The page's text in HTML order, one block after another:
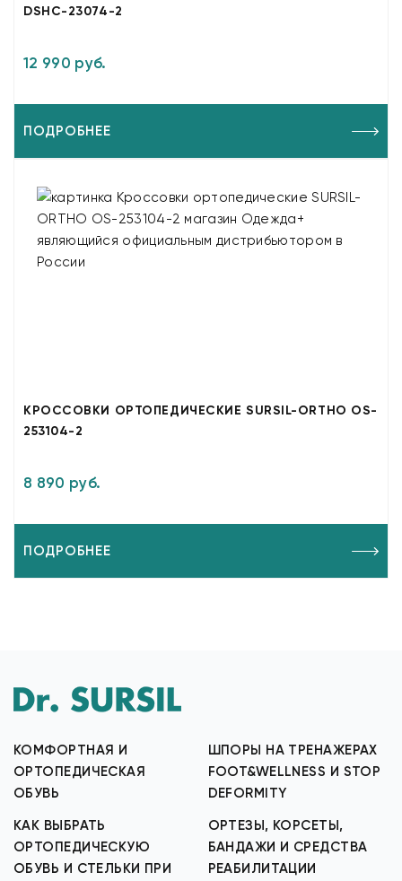
DSHC-23074-2
12 990 руб.
ПОДРОБНЕЕ
КРОССОВКИ ОРТОПЕДИЧЕСКИЕ SURSIL-ORTHO OS-
253104-2
8 890 руб.
ПОДРОБНЕЕ
КОМФОРТНАЯ И
ОРТОПЕДИЧЕСКАЯ
ОБУВЬ
КАК ВЫБРАТЬ
ОРТОПЕДИЧЕСКУЮ
ОБУВЬ И СТЕЛЬКИ ПРИ
ШПОРЫ НА ТРЕНАЖЕРАХ
FOOT&WELLNESS И STOP
DEFORMITY
ОРТЕЗЫ, КОРСЕТЫ,
БАНДАЖИ И СРЕДСТВА
РЕАБИЛИТАЦИИ